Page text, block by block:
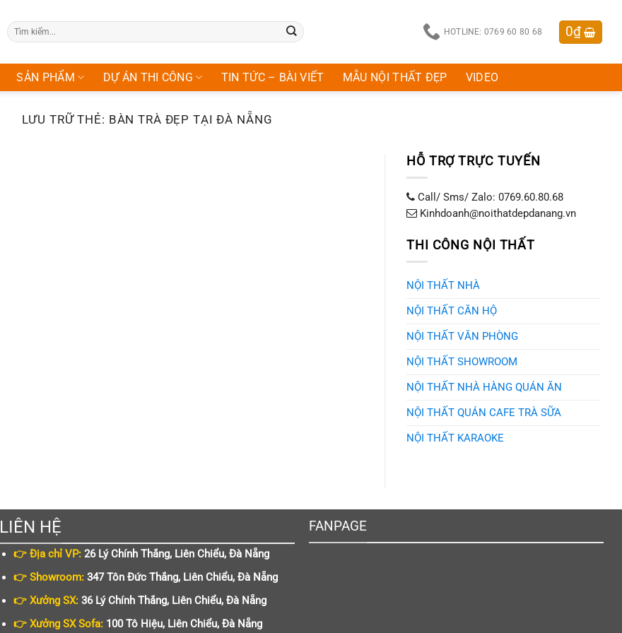
Tìm
kiếm:
HOTLINE: 0769 60 80 68 0₫
SẢN PHẨM DỰ ÁN THI CÔNG TIN TỨC – BÀI VIẾT MẪU NỘI THẤT ĐẸP VIDEO
LƯU TRỮ THẺ: BÀN TRÀ ĐẸP TẠI ĐÀ NẴNG
HỖ TRỢ TRỰC TUYẾN
Call/ Sms/ Zalo: 0769.60.80.68
Kinhdoanh@noithatdepdanang.vn
THI CÔNG NỘI THẤT
NỘI THẤT NHÀ
NỘI THẤT CĂN HỘ
NỘI THẤT VĂN PHÒNG
NỘI THẤT SHOWROOM
NỘI THẤT NHÀ HÀNG QUÁN ĂN
NỘI THẤT QUÁN CAFE TRÀ SỮA
NỘI THẤT KARAOKE
LIÊN HỆ
👉 Địa chỉ VP:26 Lý Chính Thắng, Liên Chiểu, Đà Nẵng
👉 Showroom:347 Tôn Đức Thắng, Liên Chiểu, Đà Nẵng
👉 Xưởng SX:36 Lý Chính Thắng, Liên Chiểu, Đà Nẵng
👉 Xưởng SX Sofa:100 Tô Hiệu, Liên Chiểu, Đà Nẵng
FANPAGE